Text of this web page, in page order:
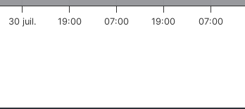
30 juil. 19:00 07:00 19:00 07:00